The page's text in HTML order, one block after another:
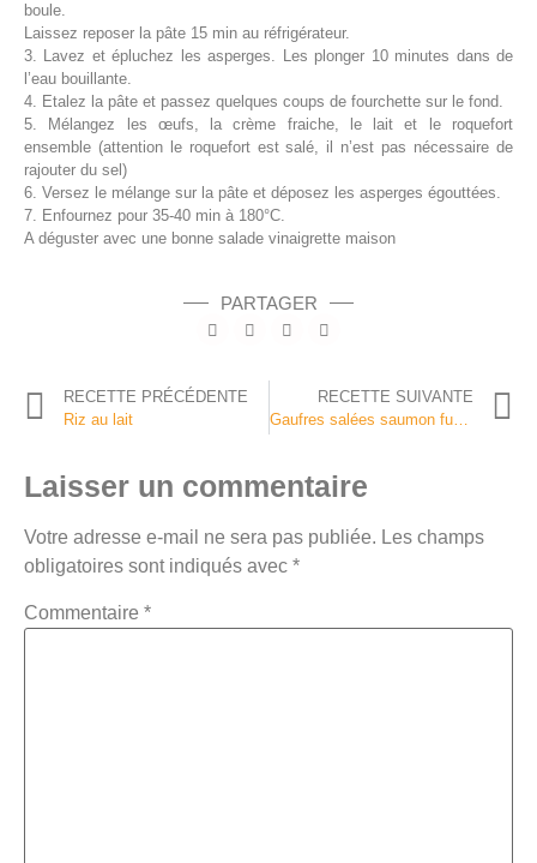
boule.
Laissez reposer la pâte 15 min au réfrigérateur.
3. Lavez et épluchez les asperges. Les plonger 10 minutes dans de
l’eau bouillante.
4. Etalez la pâte et passez quelques coups de fourchette sur le fond.
5. Mélangez les œufs, la crème fraiche, le lait et le roquefort
ensemble (attention le roquefort est salé, il n’est pas nécessaire de
rajouter du sel)
6. Versez le mélange sur la pâte et déposez les asperges égouttées.
7. Enfournez pour 35-40 min à 180°C.
A déguster avec une bonne salade vinaigrette maison
PARTAGER
RECETTE PRÉCÉDENTE
Riz au lait
RECETTE SUIVANTE
Gaufres salées saumon fumé et chantilly citron aneth
Laisser un commentaire
Votre adresse e-mail ne sera pas publiée. Les champs
obligatoires sont indiqués avec *
Commentaire *